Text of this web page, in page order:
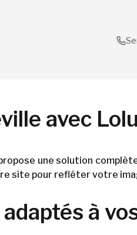
avec
une solution
site pour refléter votre
à